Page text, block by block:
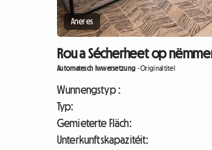
Aneres
Rou a Sécherheet op
Automatesch Iwwersetzung -Originaltitel
Wunnengstyp :
Typ:
Gemieterte Fläch:
Unterkunftskapazitéit: